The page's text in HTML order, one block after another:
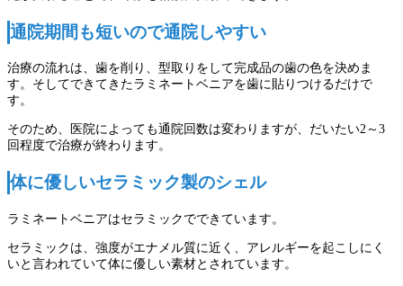
通院期間も短いので通院しやすい
治療の流れは、歯を削り、型取りをして完成品の歯の色を決めま
す。そしてできてきたラミネートベニアを歯に貼りつけるだけで
す。
そのため、医院によっても通院回数は変わりますが、だいたい2～3
回程度で治療が終わります。
体に優しいセラミック製のシェル
ラミネートベニアはセラミックでできています。
セラミックは、強度がエナメル質に近く、アレルギーを起こしにく
いと言われていて体に優しい素材とされています。